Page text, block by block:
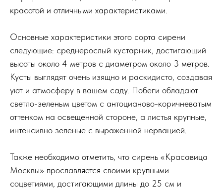
красотой и отличными характеристиками.
Основные характеристики этого сорта сирени
следующие: среднерослый кустарник, достигающий
высоты около 4 метров с диаметром около 3 метров.
Кусты выглядят очень изящно и раскидисто, создавая
уют и атмосферу в вашем саду. Побеги обладают
светло-зеленым цветом с антоцианово-коричневатым
оттенком на освещенной стороне, а листья крупные,
интенсивно зеленые с выраженной нервацией.
Также необходимо отметить, что сирень «Красавица
Москвы» прославляется своими крупными
соцветиями, достигающими длины до 25 см и